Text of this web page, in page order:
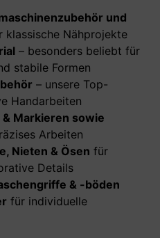
und
klassische Nähprojekte
– besonders beliebt für
stabile Formen
– unsere Top-
Handarbeiten
Markieren sowie
Arbeiten
Nieten & Ösen für
Details
& -böden
für individuelle